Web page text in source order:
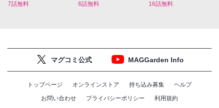
7話無料 6話無料 16話無料
マグコミ公式 MAGGarden Info
トップページ オンラインストア 持ち込み募集
ヘルプ
お問い合わせ
プライバシーポリシー
利用規約